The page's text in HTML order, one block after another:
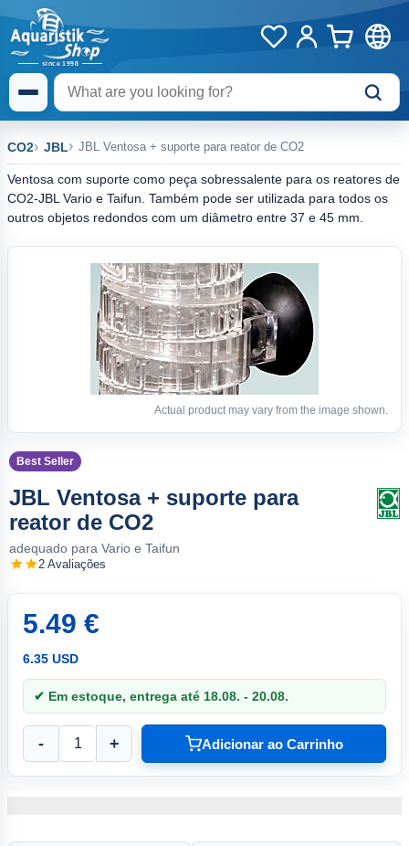
CO2 JBL JBL Ventosa + suporte para reator de CO2
Ventosa com suporte como peça sobressalente para os reatores de
CO2-JBL Vario e Taifun. Também pode ser utilizada para todos os
outros objetos redondos com um diâmetro entre 37 e 45 mm.
Actual product may vary from the image shown.
Best Seller
JBL Ventosa + suporte para
reator de CO2
adequado para Vario e Taifun
2 Avaliações
5.49 €
6.35 USD
✔ Em estoque, entrega até 18.08. - 20.08.
- + Adicionar ao Carrinho